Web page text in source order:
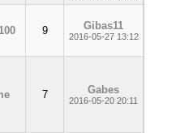
9 Gibas11
2016-05-27 13:12
7 Gabes
2016-05-20 20:11